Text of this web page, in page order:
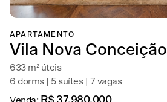
APARTAMENTO
Vila Nova Conceição
633 m² úteis
6 dorms | 5 suítes | 7 vagas